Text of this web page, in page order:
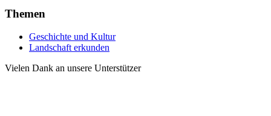
Themen
Geschichte und Kultur
Landschaft erkunden
Vielen Dank an unsere Unterstützer